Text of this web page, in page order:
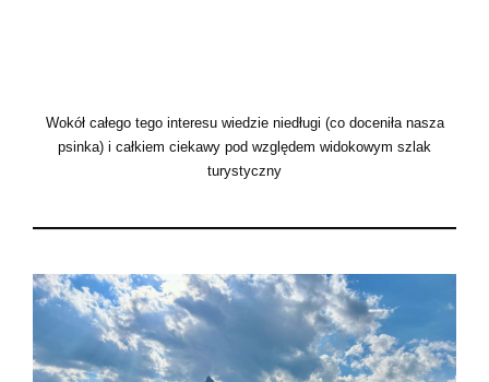
Wokół całego tego interesu wiedzie niedługi (co doceniła nasza
psinka) i całkiem ciekawy pod względem widokowym szlak
turystyczny